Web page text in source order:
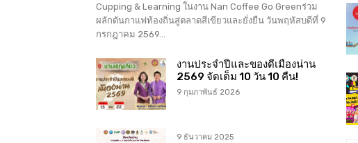
Cupping & Learning ในงาน Nan Coffee Go Greenร่วม
ผลักดันกาแฟท้องถิ่นสู่ตลาดสีเขียวและยั่งยืน วันพฤหัสบดีที่ 9
กรกฎาคม 2569...
งานประจำปีและของดีเมืองน่าน
2569 จัดเต็ม 10 วัน 10 คืน!
9 กุมภาพันธ์ 2026
9 ธันวาคม 2025